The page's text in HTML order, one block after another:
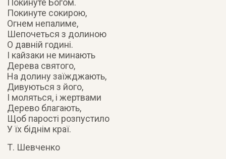
Покинуте сокирою,
Огнем непалиме,
Шепочеться з долиною
О давній годині.
І кайзаки не минають
Дерева святого,
На долину заїжджають,
Дивуються з його,
І моляться, і жертвами
Дерево благають,
Щоб парості розпустило
У їх біднім краї.
Т. Шевченко